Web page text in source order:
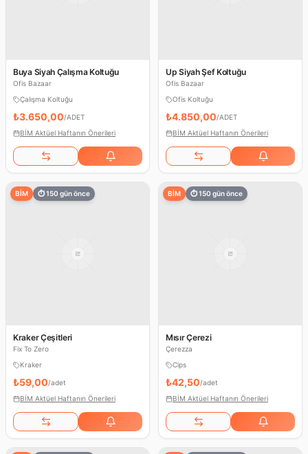
Buya Siyah Çalışma Koltuğu
Ofis Bazaar
Çalışma Koltuğu
₺3.650,00/ADET
BİM Aktüel Haftanın Önerileri
Up Siyah Şef Koltuğu
Ofis Bazaar
Ofis Koltuğu
₺4.850,00/ADET
BİM Aktüel Haftanın Önerileri
BİM ⏱150 gün önce
Kraker Çeşitleri
Fix To Zero
Kraker
₺59,00/adet
BİM Aktüel Haftanın Önerileri
BİM ⏱150 gün önce
Mısır Çerezi
Çerezza
Cips
₺42,50/adet
BİM Aktüel Haftanın Önerileri